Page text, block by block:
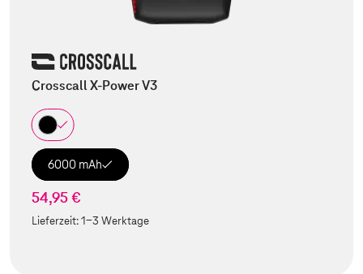
Crosscall X-Power V3
6000 mAh
54,95 €
Lieferzeit:1-3 Werktage